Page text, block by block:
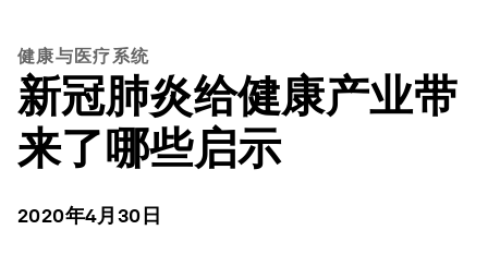
健康与医疗系统
新冠肺炎给健康产业带
来了哪些启示
2020年4月30日